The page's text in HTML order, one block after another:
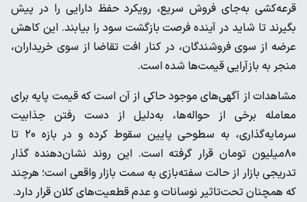
قرعه‌کشی به‌جای فروش سریع، رویکرد حفظ دارایی را در پیش
بگیرند تا شاید در آینده فرصت بازگشت سود را بیابند. این کاهش
عرضه از سوی فروشندگان، در کنار افت تقاضا از سوی خریداران،
منجر به بازآرایی قیمت‌ها شده است.
مشاهدات از آگهی‌های موجود حاکی از آن است که قیمت پایه برای
معامله برخی از حواله‌ها، به‌دلیل از دست رفتن جذابیت
سرمایه‌گذاری، به سطوحی پایین سقوط کرده و در بازه ۲۰ تا
۸۰‌میلیون تومان قرار گرفته است. این روند نشان‌دهنده گذار
تدریجی بازار از حالت سفته‌بازی به سمت بازار واقعی است؛ هرچند
که همچنان تحت‌تاثیر نوسانات و عدم قطعیت‌های کلان قرار دارد.